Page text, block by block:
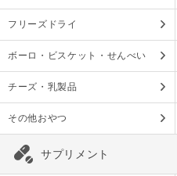
フリーズドライ
ボーロ・ビスケット・せんべい
チーズ・乳製品
その他おやつ
サプリメント